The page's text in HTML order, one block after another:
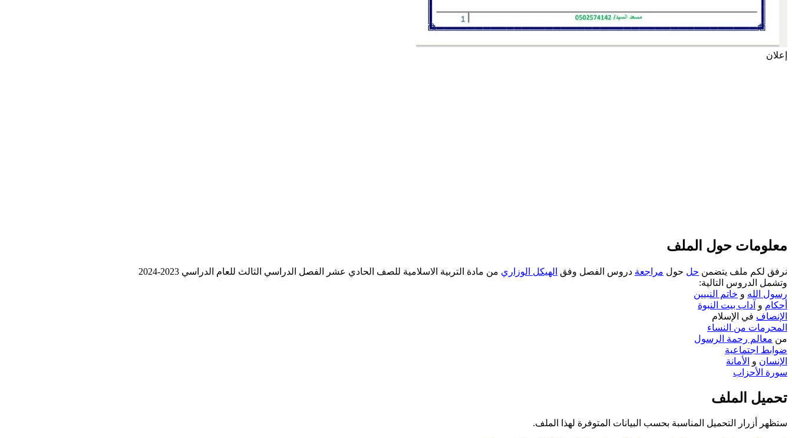
إعلان
معلومات حول الملف
نرفق لكم ملف يتضمن حل حول مراجعة دروس الفصل وفق الهيكل الوزاري من مادة التربية الاسلامية للصف الحادي عشر الفصل الدراسي الثالث للعام الدراسي 2023-2024
وتشمل الدروس التالية:
رسول الله و خاتم النبيين
أحكام و آداب بيت النبوة
الإنصاف في الإسلام
المحرمات من النساء
من معالم رحمة الرسول
ضوابط اجتماعية
الإنسان و الأمانة
سورة الأحزاب
تحميل الملف
ستظهر أزرار التحميل المناسبة بحسب البيانات المتوفرة لهذا الملف.